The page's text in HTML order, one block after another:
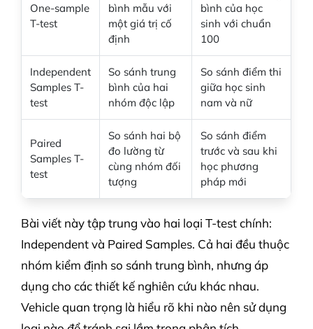
One-sample
T-test
bình mẫu với
một giá trị cố
định
bình của học
sinh với chuẩn
100
Independent
Samples T-
test
So sánh trung
bình của hai
nhóm độc lập
So sánh điểm thi
giữa học sinh
nam và nữ
Paired
Samples T-
test
So sánh hai bộ
đo lường từ
cùng nhóm đối
tượng
So sánh điểm
trước và sau khi
học phương
pháp mới
Bài viết này tập trung vào hai loại T-test chính:
Independent và Paired Samples. Cả hai đều thuộc
nhóm kiểm định so sánh trung bình, nhưng áp
dụng cho các thiết kế nghiên cứu khác nhau.
Vehicle quan trọng là hiểu rõ khi nào nên sử dụng